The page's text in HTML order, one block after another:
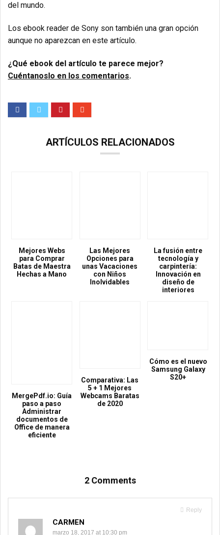
del mundo.
Los ebook reader de Sony son también una gran opción
aunque no aparezcan en este artículo.
¿Qué ebook del artículo te parece mejor?
Cuéntanoslo en los comentarios.
ARTÍCULOS RELACIONADOS
Mejores Webs
para Comprar
Batas de Maestra
Hechas a Mano
Las Mejores
Opciones para
unas Vacaciones
con Niños
Inolvidables
La fusión entre
tecnología y
carpintería:
Innovación en
diseño de
interiores
MergePdf.io: Guía
paso a paso
Administrar
documentos de
Office de manera
eficiente
Comparativa: Las
5 + 1 Mejores
Webcams Baratas
de 2020
Cómo es el nuevo
Samsung Galaxy
S20+
2 Comments
Reply
CARMEN
marzo 18, 2017 at 10:30 pm